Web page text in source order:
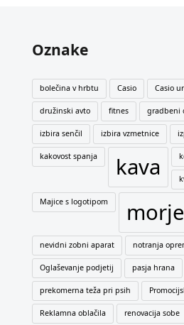
Oznake
bolečina v hrbtu Casio Casio
družinski avto fitnes gradbeni
izbira senčil izbira vzmetnice
kakovost spanja kava
Majice s logotipom morje
nevidni zobni aparat notranja
Oglaševanje podjetij pasja hrana
prekomerna teža pri psih
Reklamna oblačila renovacija sobe